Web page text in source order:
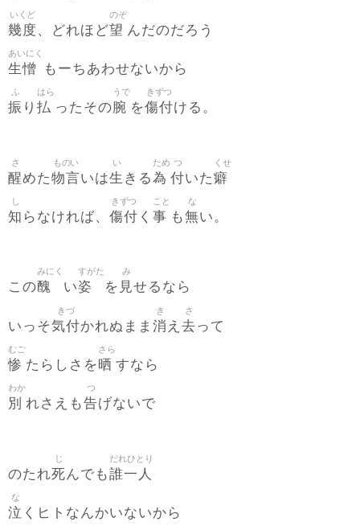
幾度
いくど
、どれほど望
のぞ
んだのだろう
生憎
あいにく
もーちあわせないから
振
ふ
り 払
はら
ったその腕
うで
を傷付
きずつ
ける。
醒
さ
めた物言
ものい
いは生
い
きる為
ため
付
つ
いた癖
くせ
知
し
らなければ、 傷付
きずつ
く 事
こと
も無
な
い。
この醜
みにく
い姿
すがた
を 見
み
せるなら
いっそ気付
きづ
かれぬまま 消
き
え 去
さ
って
惨
むご
たらしさを晒
さら
すなら
別
わか
れさえも告
つ
げないで
のたれ死
じ
んでも誰一人
だれひとり
泣
な
くヒトなんかいないから